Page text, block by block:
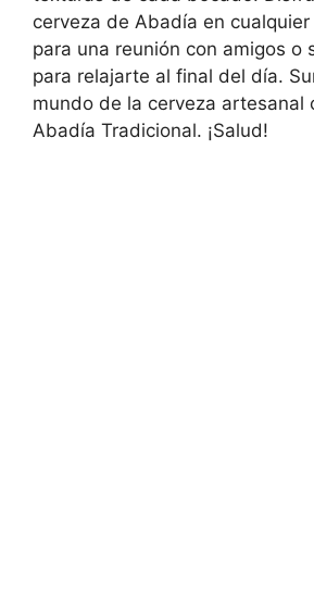
cerveza de Abadía en
para una reunión con amigos o
para relajarte al final del día.
mundo de la cerveza artesanal
Abadía Tradicional. ¡Salud!